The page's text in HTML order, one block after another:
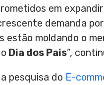
em
demanda
estão moldando o
Dia dos Pais”,
pesquisa do E-